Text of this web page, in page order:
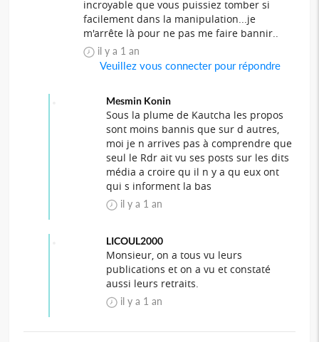
incroyable que vous puissiez tomber si
facilement dans la manipulation...je
m'arrête là pour ne pas me faire bannir..
il y a 1 an
Veuillez vous connecter pour répondre
Mesmin Konin
Sous la plume de Kautcha les propos
sont moins bannis que sur d autres,
moi je n arrives pas à comprendre que
seul le Rdr ait vu ses posts sur les dits
média a croire qu il n y a qu eux ont
qui s informent la bas
il y a 1 an
LICOUL2000
Monsieur, on a tous vu leurs
publications et on a vu et constaté
aussi leurs retraits.
il y a 1 an